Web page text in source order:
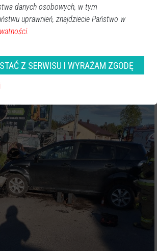
danych osobowych, w tym
uprawnień, znajdziecie Państwo w
Z SERWISU I WYRAŻAM ZGODĘ